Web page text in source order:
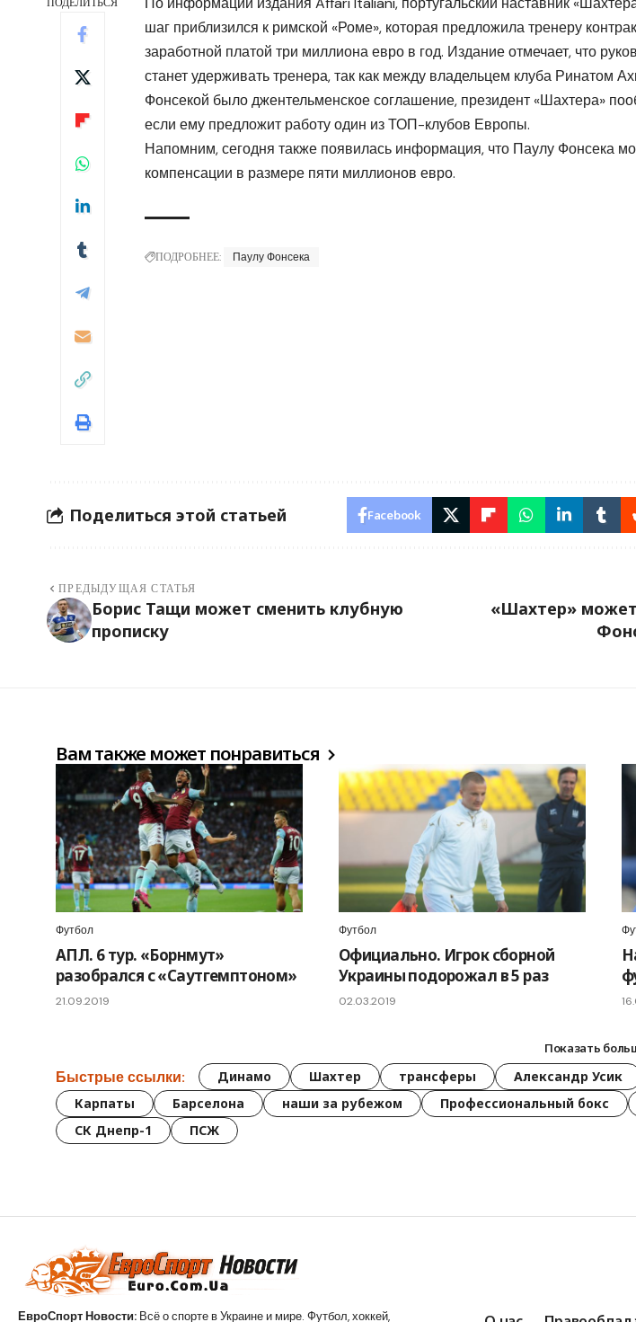
ПОДЕЛИТЬСЯ
шаг приблизился к римской «Роме», которая предложила тренеру
заработной платой три миллиона евро в год. Издание отмечает, что
станет удерживать тренера, так как между владельцем клуба Ринатом
Фонсекой было джентельменское соглашение, президент «Шахтера»
если ему предложит работу один из ТОП-клубов Европы.
Напомним, сегодня также появилась информация, что Паулу Фонсека
компенсации в размере пяти миллионов евро.
ПОДРОБНЕЕ: Паулу Фонсека
Поделиться этой статьей Facebook
ПРЕДЫДУЩАЯ СТАТЬЯ
Борис Тащи может сменить клубную
прописку
«Шахтер»
Вам также может понравиться
Футбол
АПЛ. 6 тур. «Борнмут»
разобрался с «Саутгемптоном»
21.09.2019
Футбол
Официально. Игрок сборной
Украины подорожал в 5 раз
02.03.2019
Показать
Быстрые ссылки: Динамо Шахтер трансферы Александр Усик
Карпаты
Барселона наши за рубежом Профессиональный бокс
СК Днепр-1
ПСЖ
ЕвроСпорт Новости: Всё о спорте в Украине и мире. Футбол, хоккей,